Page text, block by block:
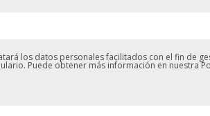
los datos personales facilitados con el fin de
Puede obtener más información en nuestra